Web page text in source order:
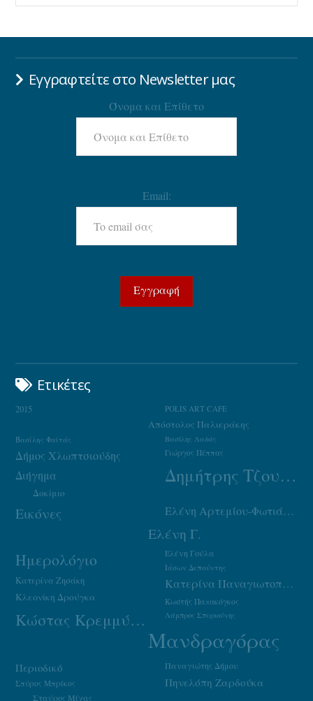
Εγγραφτείτε στο Newsletter μας
Όνομα και Επίθετο
Email:
Ετικέτες
2015 POLIS ART CAFE
Απόστολος Παλιεράκης
Βασίλης Λαδάς
Βασίλης Φαϊτάς
Γιώργος Πέππας
Δήμος Χλωπτσιούδης
Δημήτρης Τζουμάκας
Διήγημα
Δοκίμιο
Εικόνες Ελένη Αρτεμίου-Φωτιάδου
Ελένη Γ.
Ελένη Γούλα
Ημερολόγιο Ιάσων Δεπούντης
Κατερίνα Ζησάκη Κατερίνα Παναγιωτοπούλου
Κλεονίκη Δρούγκα Κωστής Παπακόγκος
Κώστας Κρεμμύδας Λάμπρος Σπυριούνης
Μανδραγόρας
Παναγιώτης Δήμου
Περιοδικό
Πηνελόπη Ζαρδούκα
Σπύρος Μπρίκος
Σταύρος Μίχας